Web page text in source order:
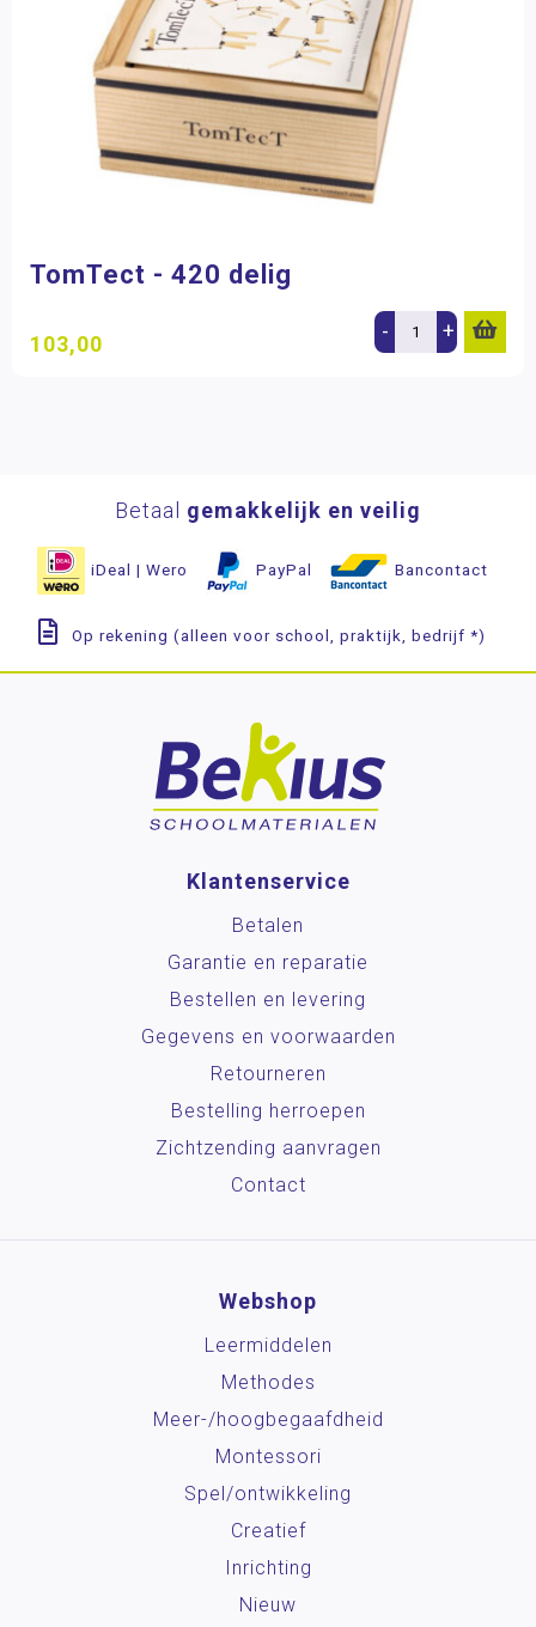
TomTect - 420 delig
103,00 - +
Betaal gemakkelijk en veilig
iDeal | Wero PayPal Bancontact
Op rekening (alleen voor school, praktijk, bedrijf *)
Klantenservice
Betalen
Garantie en reparatie
Bestellen en levering
Gegevens en voorwaarden
Retourneren
Bestelling herroepen
Zichtzending aanvragen
Contact
Webshop
Leermiddelen
Methodes
Meer-/hoog­begaafdheid
Montessori
Spel/ontwikkeling
Creatief
Inrichting
Nieuw